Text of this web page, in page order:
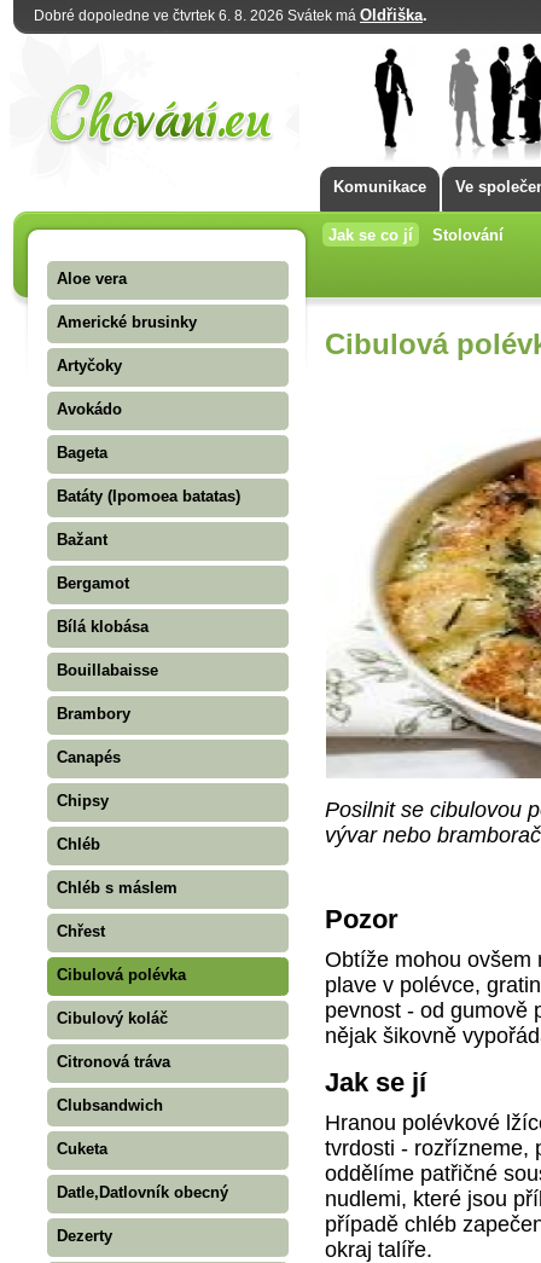
Dobré dopoledne ve čtvrtek 6. 8. 2026 Svátek má Oldřiška.
Komunikace Ve
Jak se co jí Stolování
Aloe vera
Americké brusinky
Artyčoky
Avokádo
Bageta
Batáty (Ipomoea batatas)
Bažant
Bergamot
Bílá klobása
Bouillabaisse
Brambory
Canapés
Chipsy
Chléb
Chléb s máslem
Chřest
Cibulová polévka
Cibulový koláč
Citronová tráva
Clubsandwich
Cuketa
Datle,Datlovník obecný
Dezerty
Cibulová
Posilnit se cibulovou
vývar nebo
Pozor
Obtíže mohou ovšem
plave v polévce,
pevnost - od gumově
nějak šikovně
Jak se jí
Hranou polévkové
tvrdosti - rozřízneme,
oddělíme patřičné
nudlemi, které jsou
případě chléb
okraj talíře.